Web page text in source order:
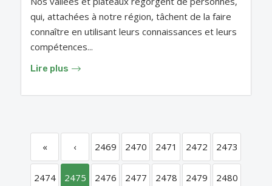
qui, attachées à notre région, tâchent de la faire
connaître en utilisant leurs connaissances et leurs
compétences...
Lire plus
« ‹ 2469 2470 2471 2472 2473
2474 2475 2476 2477 2478 2479 2480